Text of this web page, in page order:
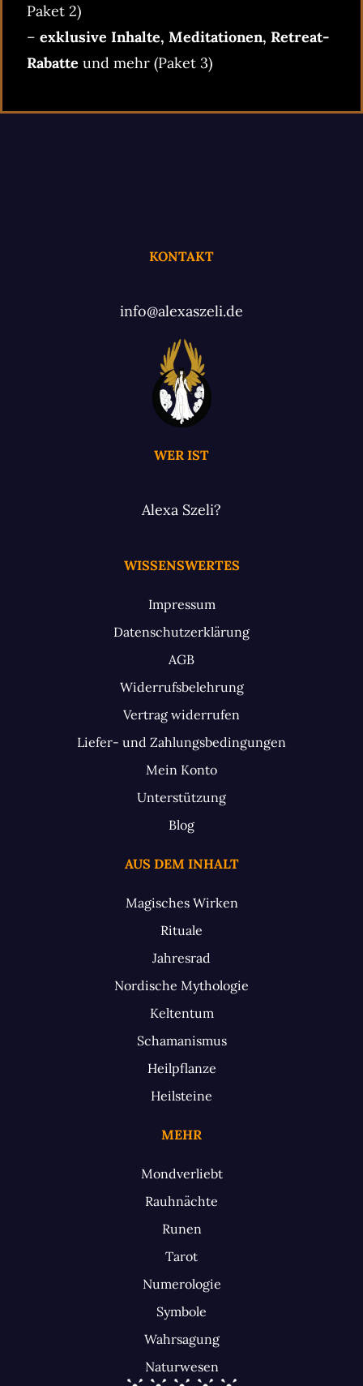
Paket 2)
– exklusive Inhalte, Meditationen, Retreat-
Rabatte und mehr (Paket 3)
KONTAKT
info@alexaszeli.de
WER IST
Alexa Szeli?
WISSENSWERTES
Impressum
Datenschutzerklärung
AGB
Widerrufsbelehrung
Vertrag widerrufen
Liefer- und Zahlungsbedingungen
Mein Konto
Unterstützung
Blog
AUS DEM INHALT
Magisches Wirken
Rituale
Jahresrad
Nordische Mythologie
Keltentum
Schamanismus
Heilpflanze
Heilsteine
MEHR
Mondverliebt
Rauhnächte
Runen
Tarot
Numerologie
Symbole
Wahrsagung
Naturwesen